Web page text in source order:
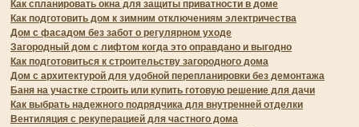
Как спланировать окна для защиты приватности в доме
Как подготовить дом к зимним отключениям электричества
Дом с фасадом без забот о регулярном уходе
Загородный дом с лифтом когда это оправдано и выгодно
Как подготовиться к строительству загородного дома
Дом с архитектурой для удобной перепланировки без демонтажа
Баня на участке строить или купить готовую решение для дачи
Как выбрать надежного подрядчика для внутренней отделки
Вентиляция с рекуперацией для частного дома